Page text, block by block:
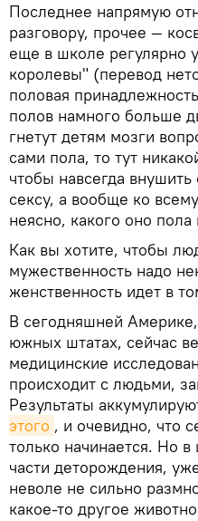
Последнее напрямую
разговору, прочее —
еще в школе регулярно
королевы" (перевод
половая
полов намного больше
гнетут детям мозги
сами пола, то тут
чтобы навсегда
сексу, а вообще ко
неясно, какого оно пола
Как вы хотите, чтобы
мужественность надо
женственность идет в
В сегодняшней
южных штатах, сейчас
медицинские
происходит с людьми,
Результаты
этого , и очевидно, что
только начинается. Но
части деторождения,
неволе не сильно
какое-то другое